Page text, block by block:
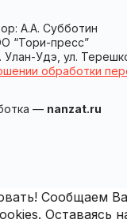
А.А. Субботин
“Тори-пресс”
Улан-Удэ, ул.
обработки
— nanzat.ru
Сообщаем
Оставаясь